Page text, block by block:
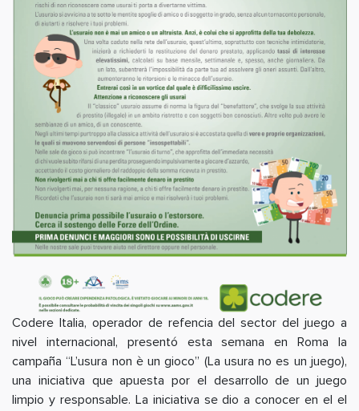
Codere Italia, operador de refencia del sector del juego a
nivel internacional, presentó esta semana en Roma la
campaña “L’usura non è un gioco” (La usura no es un juego),
una iniciativa que apuesta por el desarrollo de un juego
limpio y responsable. La iniciativa se dio a conocer en el el